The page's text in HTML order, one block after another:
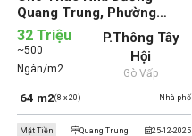
Quang Trung, Phường
Thông Tây Hội, Quận Gò
Vấp (cũ)
Nhà phố
64 m2(8 x 20)
32 Triệu
~500
Ngàn/m2
P.Thông Tây
Hội
Gò Vấp
25-12-2025
Mặt Tiền Quang Trung